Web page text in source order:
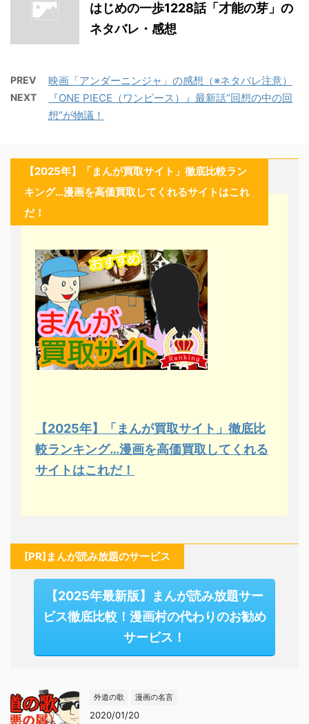
はじめの一歩1228話「才能の芽」の
ネタバレ・感想
PREV 映画「アンダーニンジャ」の感想（※ネタバレ注意）
NEXT
『ONE PIECE（ワンピース）』最新話“回想の中の回
想”が物議！
【2025年】「まんが買取サイト」徹底比較ラン
キング…漫画を高価買取してくれるサイトはこれ
だ！
【2025年】「まんが買取サイト」徹底比
較ランキング…漫画を高価買取してくれる
サイトはこれだ！
[PR]まんが読み放題のサービス
【2025年最新版】まんが読み放題サー
ビス徹底比較！漫画村の代わりのお勧め
サービス！
外道の歌 漫画の名言
2020/01/20